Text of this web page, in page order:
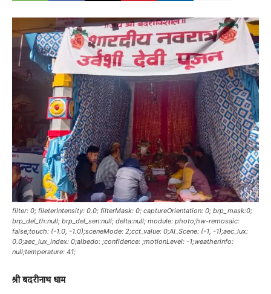
Breaking
News
LIVE
filter: 0; fileterIntensity: 0.0; filterMask: 0; captureOrientation: 0; brp_mask:0;
brp_del_th:null; brp_del_sen:null; delta:null; module: photo;hw-remosaic:
false;touch: (-1.0, -1.0);sceneMode: 2;cct_value: 0;AI_Scene: (-1, -1);aec_lux:
0.0;aec_lux_index: 0;albedo: ;confidence: ;motionLevel: -1;weatherinfo:
null;temperature: 41;
श्री बदरीनाथ धाम